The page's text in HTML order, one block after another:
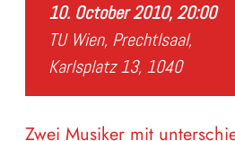
10. October 2010, 20:00
TU Wien, Prechtlsaal,
Karlsplatz 13, 1040
Zwei Musiker mit